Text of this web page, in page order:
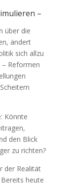
–
über die
ändert
sich allzu
Reformen
Könnte
den Blick
zu richten?
der Realität
heute